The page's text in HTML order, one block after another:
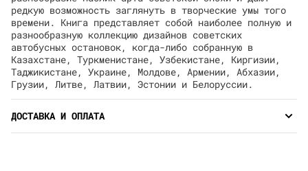
редкую возможность заглянуть в творческие умы того
времени. Книга представляет собой наиболее полную и
разнообразную коллекцию дизайнов советских
автобусных остановок, когда-либо собранную в
Казахстане, Туркменистане, Узбекистане, Киргизии,
Таджикистане, Украине, Молдове, Армении, Абхазии,
Грузии, Литве, Латвии, Эстонии и Белоруссии.
ДОСТАВКА И ОПЛАТА